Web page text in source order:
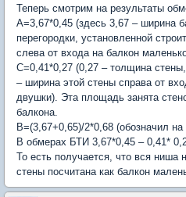
Теперь смотрим на результаты
А=3,67*0,45 (здесь 3,67 – ширина
перегородки, установленной
слева от входа на балкон
С=0,41*0,27 (0,27 – толщина
– ширина этой стены справа от
двушки). Эта площадь занята
балкона.
В=(3,67+0,65)/2*0,68 (обозначил на
В обмерах БТИ 3,67*0,45 – 0,41*
То есть получается, что вся
стены посчитана как балкон